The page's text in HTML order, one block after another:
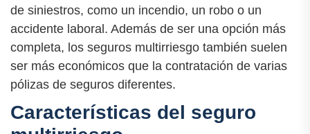
de siniestros, como un incendio, un robo o un
accidente laboral. Además de ser una opción más
completa, los seguros multirriesgo también suelen
ser más económicos que la contratación de varias
pólizas de seguros diferentes.
Características del seguro